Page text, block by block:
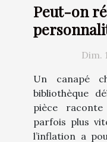
Peut-on
Dim.
Un canapé
bibliothèque
pièce
parfois plus
l’inflation a